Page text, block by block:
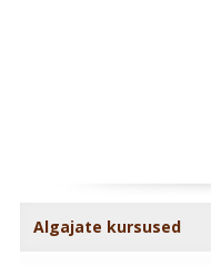
Algajate kursused